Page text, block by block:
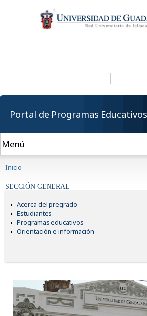
contenido
principal
Buscar
Portal de Programas
Inicio
SECCIÓN GENERAL
Acerca del pregrado
Estudiantes
Programas educativos
Orientación e información